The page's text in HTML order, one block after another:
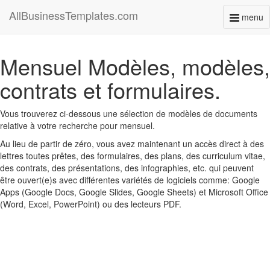
menu
AllBusinessTemplates.com
Mensuel Modèles, modèles,
contrats et formulaires.
Vous trouverez ci-dessous une sélection de modèles de documents
relative à votre recherche pour mensuel.
Au lieu de partir de zéro, vous avez maintenant un accès direct à des
lettres toutes prêtes, des formulaires, des plans, des curriculum vitae,
des contrats, des présentations, des infographies, etc. qui peuvent
être ouvert(e)s avec différentes variétés de logiciels comme: Google
Apps (Google Docs, Google Slides, Google Sheets) et Microsoft Office
(Word, Excel, PowerPoint) ou des lecteurs PDF.